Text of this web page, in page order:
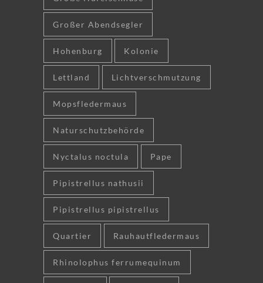
Großer Abendsegler
Hohenburg Kolonie
Lettland Lichtverschmutzung
Mopsfledermaus
Naturschutzbehörde
Nyctalus noctula Pape
Pipistrellus nathusii
Pipistrellus pipistrellus
Quartier Rauhautfledermaus
Rhinolophus ferrumequinum